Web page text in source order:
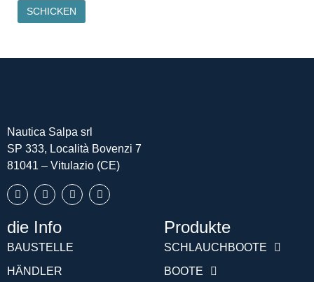
Nautica Salpa srl
SP 333, Località Bovenzi 7
81041 – Vitulazio (CE)
die Info
BAUSTELLE
HÄNDLER
Produkte
SCHLAUCHBOOTE
BOOTE